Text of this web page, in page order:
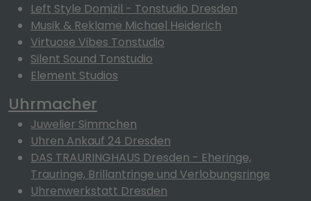
Left Style Domizil - Tonstudio Dresden
Musik & Reklame Michael Heiderich
Virtuose Vibes Tonstudio
Silent Sound Tonstudio
Element Studios
Uhrmacher
Juwelier Simmchen
Uhren Ankauf 24 Dresden
DAS TRAURINGHAUS Dresden - Eheringe,
Trauringe, Brillantringe und Verlobungsringe
Uhrenwerkstatt Dresden